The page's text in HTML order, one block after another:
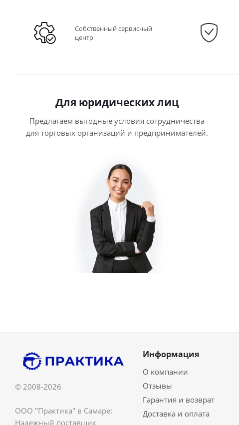
Собственный сервисный
центр
Для юридических лиц
Предлагаем выгодные условия сотрудничества
для торговых организаций и предпринимателей.
© 2008-2026
ООО "Практика" в Самаре:
Надежный поставщик
Информация
О компании
Отзывы
Гарантия и возврат
Доставка и оплата